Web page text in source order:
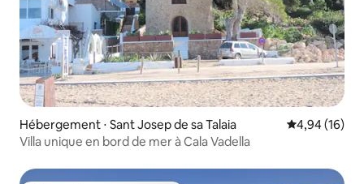
Hébergement ⋅ Sant Josep de sa Talaia Évaluation
4,94 (16)
Villa unique en bord de mer à Cala Vadella